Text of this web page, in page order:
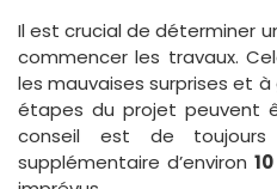
Il est crucial de déterminer
commencer les travaux.
les mauvaises surprises et
étapes du projet peuvent
conseil est de
supplémentaire d’environ